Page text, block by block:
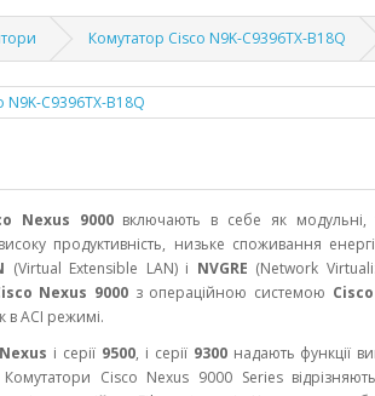
Комутатор Cisco N9K-C9396TX-B18Q
Nexus 9000включають в себе як модульні,
продуктивність, низьке споживання
(Virtual Extensible LAN) і NVGRE (Network
Nexus 9000 з операційною системою
в ACI режимі.
і серії 9500, і серії 9300надають функції
Комутатори Cisco Nexus 9000 Series